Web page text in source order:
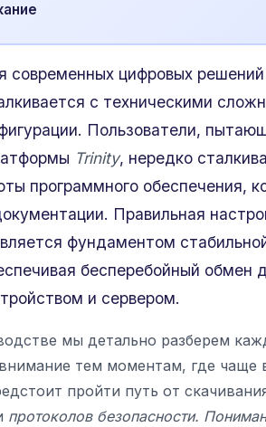
современных цифровых
с техническими
Пользователи,
Trinity, нередко
программного обеспечения,
Правильная
фундаментом
бесперебойный
и сервером.
мы детально разберем
тем моментам, где чаще
пройти путь от
протоколов безопасности.